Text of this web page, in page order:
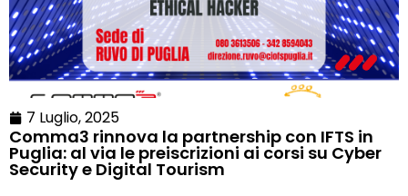
7 Luglio, 2025
Comma3 rinnova la partnership con IFTS in
Puglia: al via le preiscrizioni ai corsi su Cyber
Security e Digital Tourism